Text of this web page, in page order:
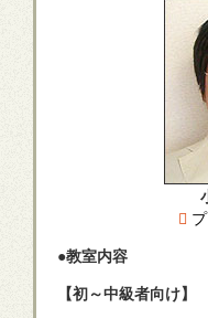
●教室内容
【初～中級者向け】